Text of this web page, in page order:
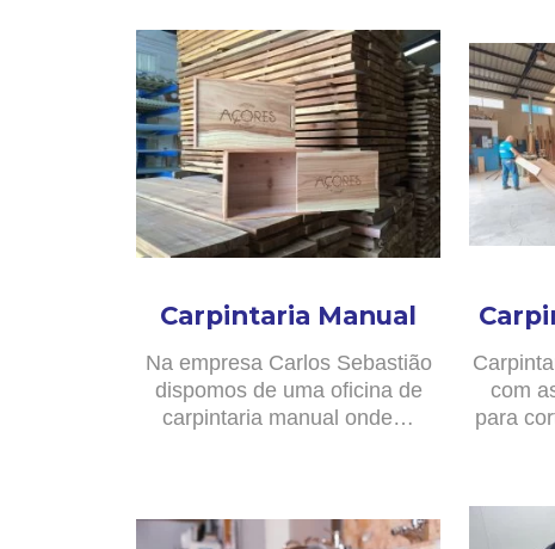
Carpintaria Manual
Na empresa Carlos Sebastião
dispomos de uma oficina de
carpintaria manual onde…
com
para